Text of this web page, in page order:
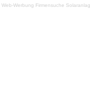
Web-Werbung Firmensuche